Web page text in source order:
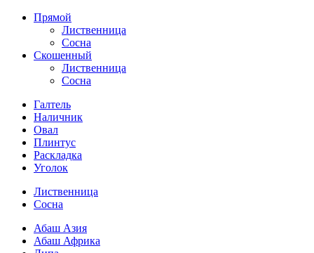
Прямой
Лиственница
Сосна
Скошенный
Лиственница
Сосна
Галтель
Наличник
Овал
Плинтус
Раскладка
Уголок
Лиственница
Сосна
Абаш Азия
Абаш Африка